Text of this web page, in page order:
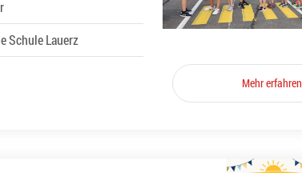
Schule Lauerz
Mehr erfahren